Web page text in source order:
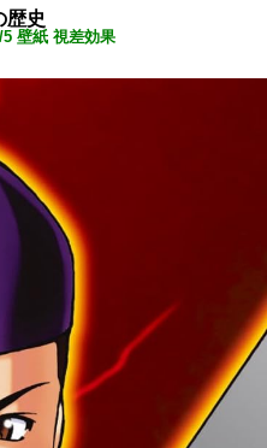
歴史
壁紙 視差効果